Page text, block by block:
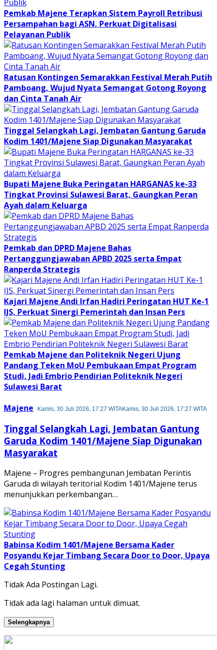
Pemkab Majene Terapkan Sistem Payroll Retribusi
Persampahan bagi ASN, Perkuat Digitalisasi
Pelayanan Publik
Ratusan Kontingen Semarakkan Festival Merah Putih
Pamboang, Wujud Nyata Semangat Gotong Royong
dan Cinta Tanah Air
Tinggal Selangkah Lagi, Jembatan Gantung Garuda
Kodim 1401/Majene Siap Digunakan Masyarakat
Bupati Majene Buka Peringatan HARGANAS ke-33
Tingkat Provinsi Sulawesi Barat, Gaungkan Peran
Ayah dalam Keluarga
Pemkab dan DPRD Majene Bahas
Pertanggungjawaban APBD 2025 serta Empat
Ranperda Strategis
Kajari Majene Andi Irfan Hadiri Peringatan HUT Ke-1
IJS, Perkuat Sinergi Pemerintah dan Insan Pers
Pemkab Majene dan Politeknik Negeri Ujung
Pandang Teken MoU Pembukaan Empat Program
Studi, Jadi Embrio Pendirian Politeknik Negeri
Sulawesi Barat
Majene
Kamis, 30 Juli 2026, 17:27 WITAKamis, 30 Juli 2026, 17:27 WITA
Tinggal Selangkah Lagi, Jembatan Gantung
Garuda Kodim 1401/Majene Siap Digunakan
Masyarakat
Majene – Progres pembangunan Jembatan Perintis
Garuda di wilayah teritorial Kodim 1401/Majene terus
menunjukkan perkembangan…
Babinsa Kodim 1401/Majene Bersama Kader
Posyandu Kejar Timbang Secara Door to Door, Upaya
Cegah Stunting
Tidak Ada Postingan Lagi.
Tidak ada lagi halaman untuk dimuat.
Selengkapnya